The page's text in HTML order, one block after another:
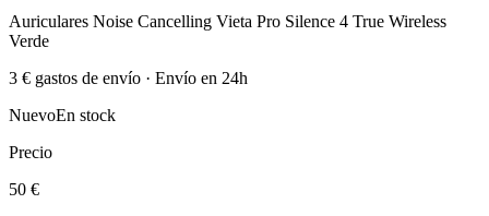
Auriculares Noise Cancelling Vieta Pro Silence 4 True Wireless
Verde
3 € gastos de envío · Envío en 24h
NuevoEn stock
Precio
50 €